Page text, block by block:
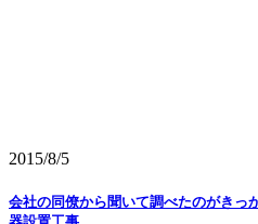
2015/8/5
会社の同僚から聞いて調べたのがきっ